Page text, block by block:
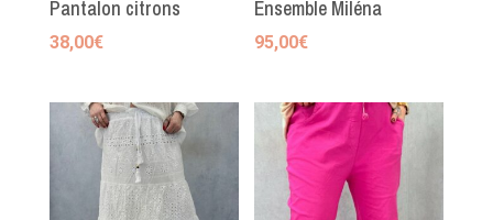
Pantalon citrons
38,00€
Ensemble Miléna
95,00€